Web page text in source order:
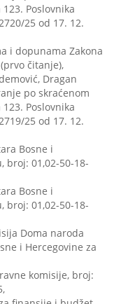
Poslovnika
25 od 17. 12.
i dopunama Zakona
čitanje),
Dragan
po skraćenom
Poslovnika
25 od 17. 12.
Bosne i
broj: 01,02-50-18-
Bosne i
broj: 01,02-50-18-
Doma naroda
i Hercegovine za
komisije, broj: